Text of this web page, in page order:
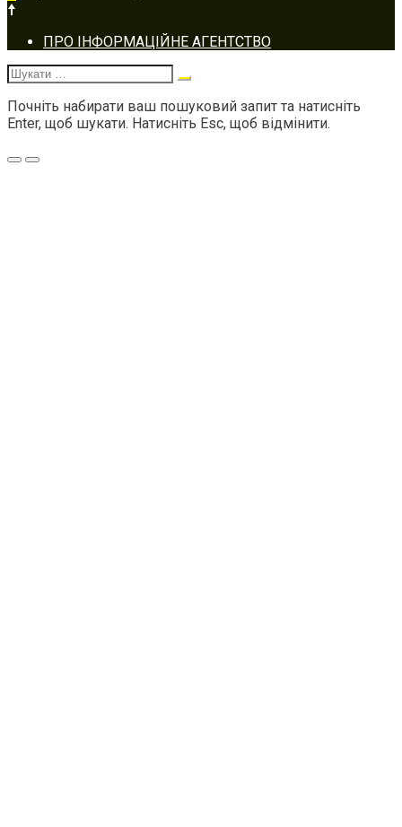
Footer
navigation
ПРО ІНФОРМАЦІЙНЕ АГЕНТСТВО
Шукати:
Почніть набирати ваш пошуковий запит та натисніть
Enter, щоб шукати. Натисніть Esc, щоб відмінити.
Меню